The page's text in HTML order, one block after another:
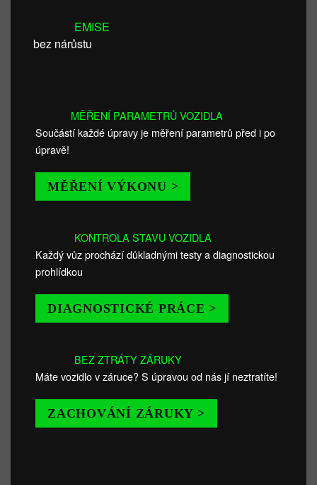
EMISE
bez nárůstu
MĚŘENÍ PARAMETRŮ VOZIDLA
Součástí každé úpravy je měření parametrů před i po
úpravě!
MĚŘENÍ VÝKONU >
KONTROLA STAVU VOZIDLA
Každý vůz prochází důkladnými testy a diagnostickou
prohlídkou
DIAGNOSTICKÉ PRÁCE >
BEZ ZTRÁTY ZÁRUKY
Máte vozidlo v záruce? S úpravou od nás jí neztratíte!
ZACHOVÁNÍ ZÁRUKY >